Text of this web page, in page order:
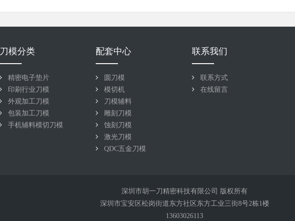
刀模分类
精密电子垫片
印刷行业刀模
外观加工刀模
包装加工刀模
手机辅料模切刀模
配套中心
圆刀模
模切机
刀模辅料
雕刻刀模
蚀刻刀模
激光刀模
QDC五金刀模
联系我们
联系方式
在线留言
深圳市胡一刀精密科技有限公司 版权所有
深圳市宝安区松岗街道东方社区东方工业三街8号2栋1楼
13603026113